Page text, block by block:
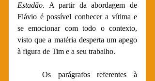
Estadão. A partir da abordagem de
Flávio é possível conhecer a vítima e
se emocionar com todo o contexto,
visto que a matéria desperta um apego
à figura de Tim e a seu trabalho.
Os parágrafos referentes à